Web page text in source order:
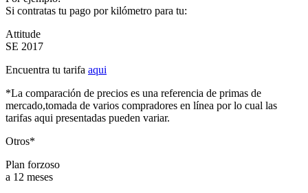
Si contratas tu pago por kilómetro para tu:
Attitude
SE 2017
Encuentra tu tarifa aqui
*La comparación de precios es una referencia de primas de
mercado,tomada de varios compradores en línea por lo cual las
tarifas aqui presentadas pueden variar.
Otros*
Plan forzoso
a 12 meses